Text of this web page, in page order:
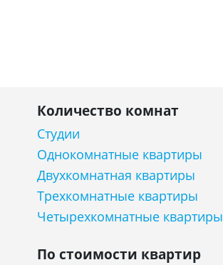
Количество комнат
Студии
Однокомнатные квартиры
Двухкомнатная квартиры
Трехкомнатные квартиры
Четырехкомнатные квартиры
По стоимости квартир